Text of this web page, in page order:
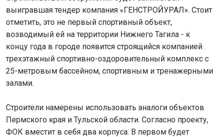
выигравшая тендер компания «ГЕНСТРОЙУРАЛ». Стоит
отметить, это не первый спортивный объект,
возводимый ей на территории Нижнего Тагила - к
концу года в городе появится строящийся компанией
трехэтажный спортивно-оздоровительный комплекс с
25-метровым бассейном, спортивным и тренажерными
залами.
Строители намерены использовать аналоги объектов
Пермского края и Тульской области. Согласно проекту,
ФОК вместит в себя два корпуса. В первом будет